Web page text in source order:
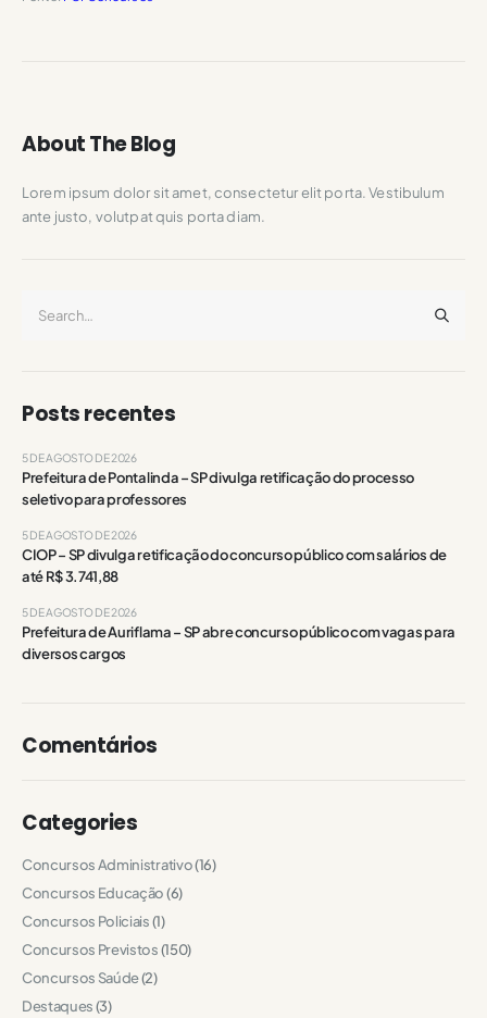
About The Blog
Lorem ipsum dolor sit amet, consectetur elit porta. Vestibulum
ante justo, volutpat quis porta diam.
Posts recentes
Prefeitura de Pontalinda – SP divulga retificação do processo
seletivo para professores
5 DE AGOSTO DE 2026
CIOP – SP divulga retificação do concurso público com salários de
até R$ 3.741,88
5 DE AGOSTO DE 2026
Prefeitura de Auriflama – SP abre concurso público com vagas para
diversos cargos
5 DE AGOSTO DE 2026
Comentários
Categories
Concursos Administrativo(16)
Concursos Educação(6)
Concursos Policiais(1)
Concursos Previstos(150)
Concursos Saúde(2)
Destaques(3)